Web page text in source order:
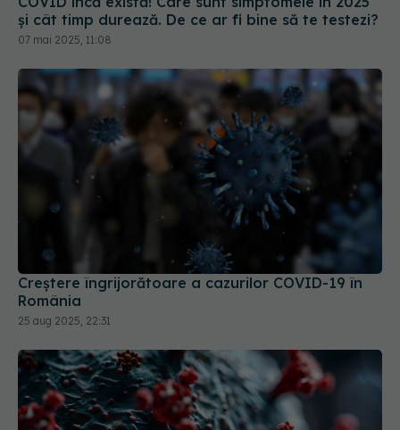
07 mai 2025, 11:08
Creștere îngrijorătoare a cazurilor COVID-19 în
România
25 aug 2025, 22:31